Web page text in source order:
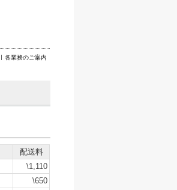
各業務のご案内
配送料
\1,110
\650